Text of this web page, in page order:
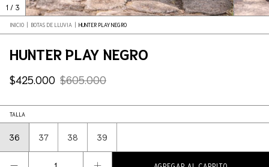
1 / 3
INICIO | BOTAS DE LLUVIA | HUNTER PLAY NEGRO
HUNTER PLAY NEGRO
$425.000 $605.000
TALLA
36 37 38 39